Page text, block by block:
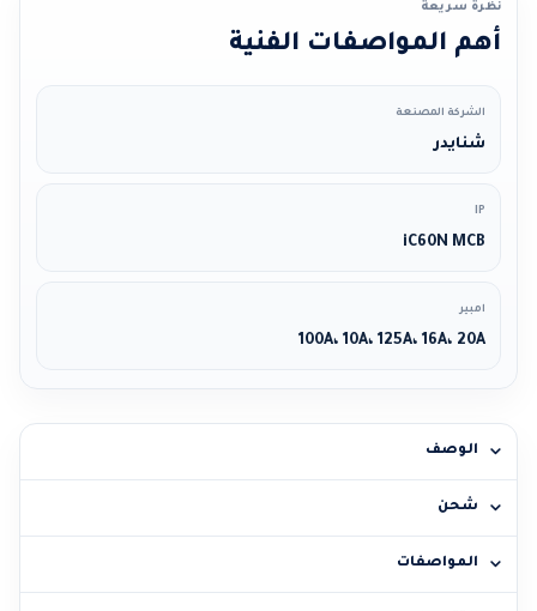
نظرة سريعة
أهم المواصفات الفنية
الشركة المصنعة
شنايدر
IP
iC60N MCB
امبير
100A، 10A، 125A، 16A، 20A
الوصف
شحن
المواصفات